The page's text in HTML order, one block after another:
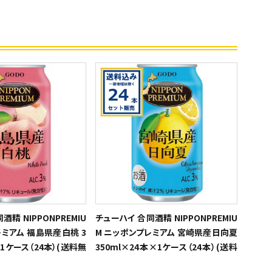
酒精 NIPPONPREMIU
アム 福島県産白桃 3
ース（24本）(送料無
チューハイ 合同酒精 NIPPONPREMIU
M ニッポンプレミアム 宮崎県産日向夏
350ml×24本×1ケース（24本）(送料